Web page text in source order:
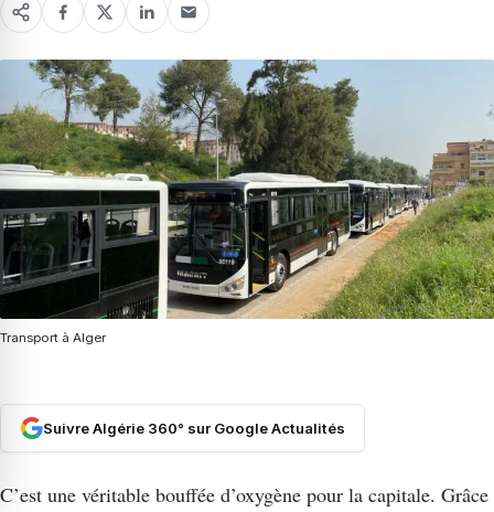
Transport à Alger
Suivre Algérie 360° sur Google Actualités
C’est une véritable bouffée d’oxygène pour la capitale. Grâce